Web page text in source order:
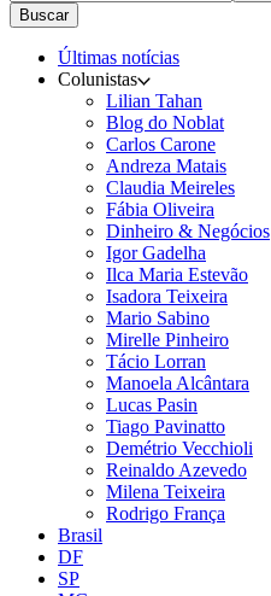
Buscar
Últimas notícias
Colunistas
Lilian Tahan
Blog do Noblat
Carlos Carone
Andreza Matais
Claudia Meireles
Fábia Oliveira
Dinheiro & Negócios
Igor Gadelha
Ilca Maria Estevão
Isadora Teixeira
Mario Sabino
Mirelle Pinheiro
Tácio Lorran
Manoela Alcântara
Lucas Pasin
Tiago Pavinatto
Demétrio Vecchioli
Reinaldo Azevedo
Milena Teixeira
Rodrigo França
Brasil
DF
SP